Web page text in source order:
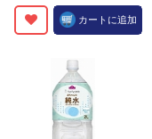
カートに追加